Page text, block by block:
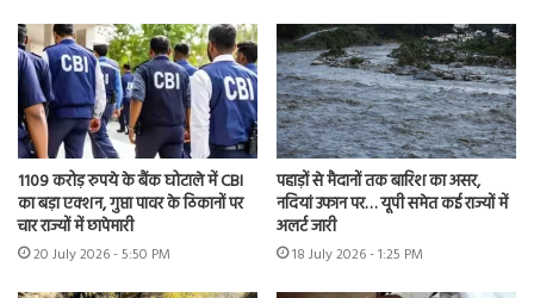
1109 करोड़ रुपये के बैंक घोटाले में CBI
का बड़ा एक्शन, गुप्ता पावर के ठिकानों पर
चार राज्यों में छापेमारी
20 July 2026 - 5:50 PM
पहाड़ों से मैदानों तक बारिश का असर,
नदियां उफान पर… यूपी समेत कई राज्यों में
अलर्ट जारी
18 July 2026 - 1:25 PM